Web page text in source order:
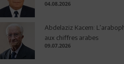
04.08.2026
Abdelaziz Kacem:
aux chiffres arabes
09.07.2026